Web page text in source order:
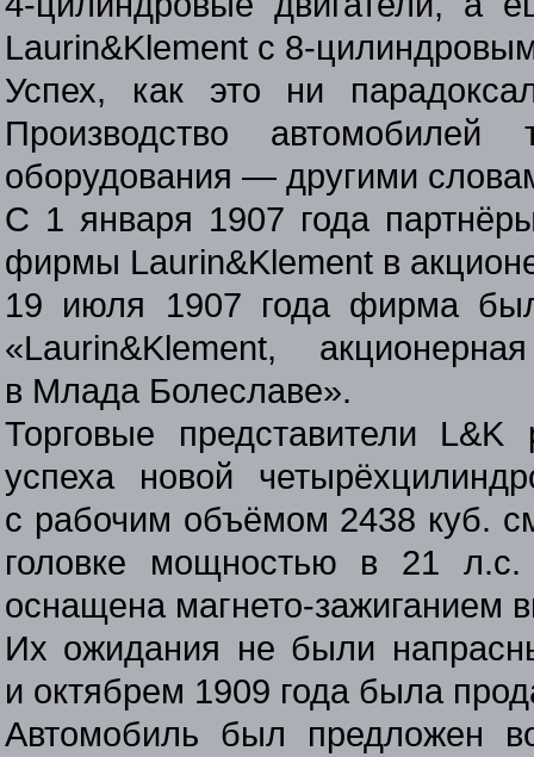
Laurin&Klement с 8-
Успех, как это ни
Производство
оборудования — другими
С 1 января 1907 года
фирмы Laurin&Klement в
19 июля 1907 года фирма
«Laurin&Klement,
в Млада Болеславе».
Торговые представители
успеха новой
с рабочим объёмом 2438 куб.
головке мощностью в 21
оснащена магнето-зажиганием
Их ожидания не были
и октябрем 1909 года была
Автомобиль был предложен